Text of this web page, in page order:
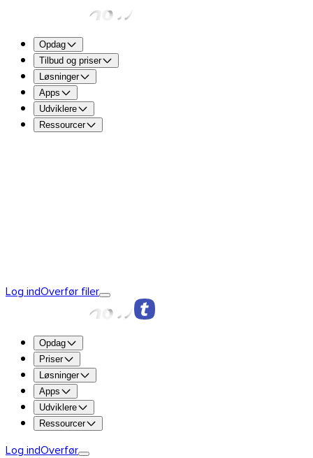
Opdag
Tilbud og priser
Løsninger
Apps
Udviklere
Ressourcer
Prøv Premium
Op til 250 GB pr. overførsel
1 TB lagerplads
Opbevaring i op til 365 dage
Tilpasning til dit brand (logo, farver)
Log indOverfør filer
Opdag
Priser
Løsninger
Apps
Udviklere
Ressourcer
Log indOverfør